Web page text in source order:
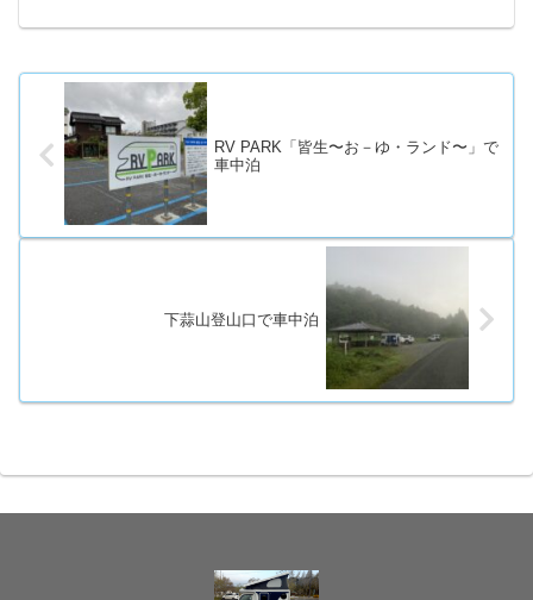
RV PARK「皆生〜お－ゆ・ランド〜」で
車中泊
下蒜山登山口で車中泊